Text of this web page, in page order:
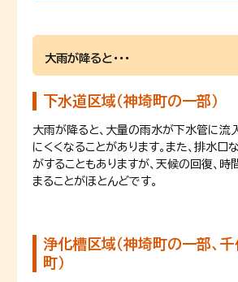
大雨が降ると・・・
下水道区域（神埼町の一部）
大雨が降ると、大量の雨水が下水管に流
にくくなることがあります。また、排水口
がすることもありますが、天候の回復、
まることがほとんどです。
浄化槽区域（神埼町の一部、
町）